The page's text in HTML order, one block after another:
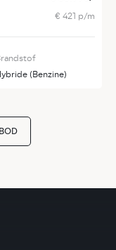
€ 421 p/m
(Benzine)